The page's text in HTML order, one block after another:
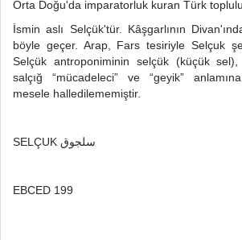
Orta Doğu'da imparatorluk kuran Türk
İsmin aslı Selçük'tür. Kâşgarlının
böyle geçer. Arap, Fars tesiriyle Selçuk
Selçük antroponiminin selçük (küçük
salçığ “mücadeleci” ve “geyik”
mesele halledilememiştir.
SELÇUK سلجوق
EBCED 199